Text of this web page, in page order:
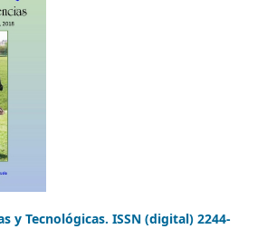
y Tecnológicas. ISSN (digital) 2244-